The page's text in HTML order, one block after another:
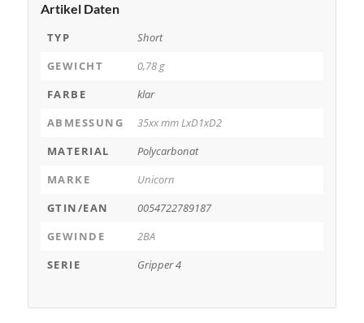
Artikel Daten
TYP
Short
GEWICHT
0,78 g
FARBE
klar
ABMESSUNG
35xx mm LxD1xD2
MATERIAL
Polycarbonat
MARKE
Unicorn
GTIN/EAN
0054722789187
GEWINDE
2BA
SERIE
Gripper 4